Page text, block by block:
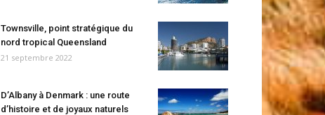
Townsville, point stratégique du
nord tropical Queensland
21 septembre 2022
D’Albany à Denmark : une route
d’histoire et de joyaux naturels